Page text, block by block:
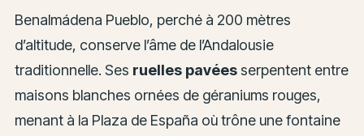
Benalmádena Pueblo, perché à 200 mètres
d’altitude, conserve l’âme de l’Andalousie
traditionnelle. Ses ruelles pavéesserpentent entre
maisons blanches ornées de géraniums rouges,
menant à la Plaza de España où trône une fontaine